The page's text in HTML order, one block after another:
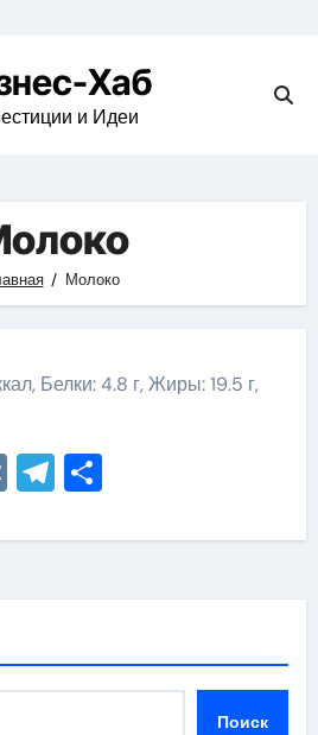
Хаб
и Идеи
Молоко
Белки: 4.8 г, Жиры: 19.5 г,
VKTelegram
Отправить
Поиск